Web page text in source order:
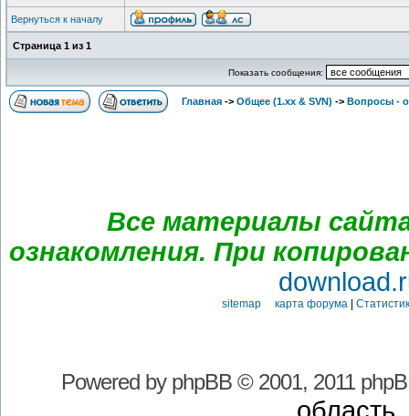
Вернуться к началу
Страница 1 из 1
Показать сообщения:
Главная -> Общее (1.хх & SVN) -> Вопросы -
Все материалы
ознакомления. При
sitemap карта форума|
Powered by phpBB© 2001, 2011